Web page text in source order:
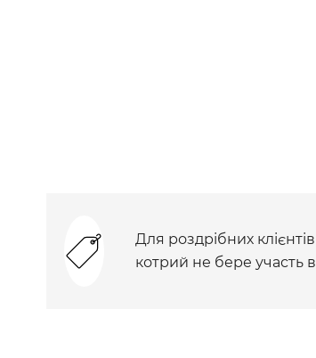
Для роздрібних
котрий не бере участь